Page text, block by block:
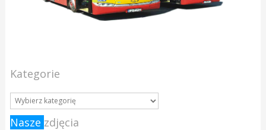
Kategorie
Nasze zdjęcia